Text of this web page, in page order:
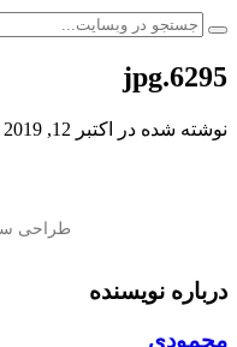
6295.jpg
نوشته شده در اکتبر 12, 2019
درباره نویسنده
محمودی